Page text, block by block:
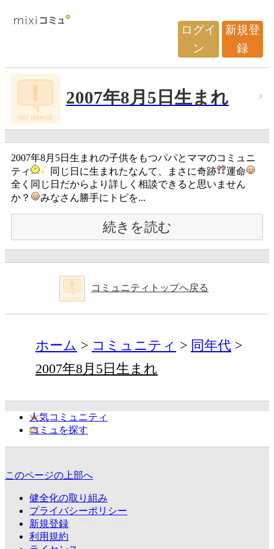
ログイ
ン
新規登
録
2007年8月5日生まれ
2007年8月5日生まれの子供をもつパパとママのコミュニ
ティ
同じ日に生まれたなんて、まさに奇跡
運命
全く同じ日だからより詳しく相談できると思いません
か？
みなさん勝手にトピを...
続きを読む
コミュニティトップへ戻る
ホーム コミュニティ
同年代
2007年8月5日生まれ
人気コミュニティ
コミュを探す
このページの上部へ
健全化の取り組み
プライバシーポリシー
新規登録
利用規約